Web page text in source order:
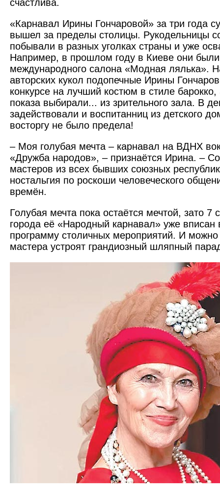
счастлива.
«Карнавал Ирины Гончаровой» за три года
вышел за пределы столицы. Рукодельницы
побывали в разных уголках страны и уже
Например, в прошлом году в Киеве они были
международного салона «Модная лялька».
авторских кукол подопечные Ирины
конкурсе на лучший костюм в стиле
показа выбирали... из зрительного зала. В
задействовали и воспитанниц из детского
восторгу не было предела!
– Моя голубая мечта – карнавал на ВДНХ
«Дружба народов», – признаётся Ирина. –
мастеров из всех бывших союзных
ностальгия по роскоши человеческого
времён.
Голубая мечта пока остаётся мечтой, зато 7
города её «Народный карнавал» уже вписан
программу столичных мероприятий. И можно
мастера устроят грандиозный шляпный